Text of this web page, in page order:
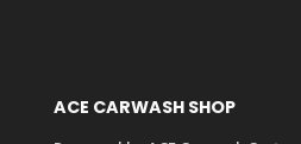
ACE CARWASH SHOP